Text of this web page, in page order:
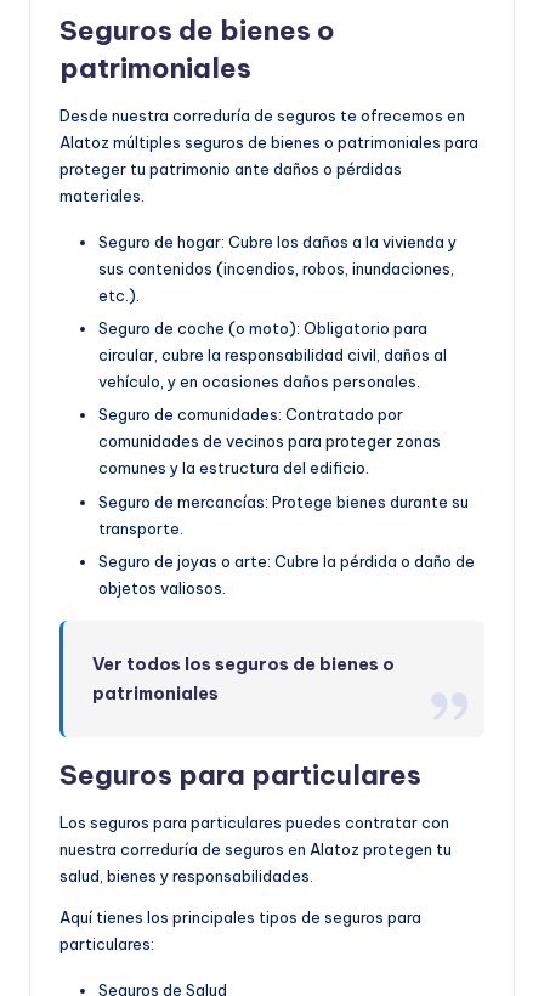
Seguros de bienes o
patrimoniales
Desde nuestra correduría de seguros te ofrecemos en
Alatoz múltiples seguros de bienes o patrimoniales para
proteger tu patrimonio ante daños o pérdidas
materiales.
Seguro de hogar: Cubre los daños a la vivienda y
sus contenidos (incendios, robos, inundaciones,
etc.).
Seguro de coche (o moto): Obligatorio para
circular, cubre la responsabilidad civil, daños al
vehículo, y en ocasiones daños personales.
Seguro de comunidades: Contratado por
comunidades de vecinos para proteger zonas
comunes y la estructura del edificio.
Seguro de mercancías: Protege bienes durante su
transporte.
Seguro de joyas o arte: Cubre la pérdida o daño de
objetos valiosos.
Ver todos los seguros de bienes o
patrimoniales
Seguros para particulares
Los seguros para particulares puedes contratar con
nuestra correduría de seguros en Alatoz protegen tu
salud, bienes y responsabilidades.
Aquí tienes los principales tipos de seguros para
particulares:
Seguros de Salud